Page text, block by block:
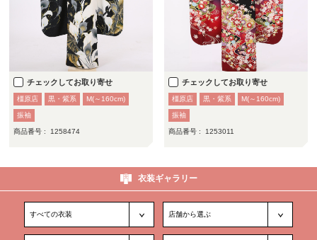
チェックしてお取り寄せ
橿原店 黒・紫系 M(～160cm)
振袖
商品番号 : 1258474
チェックしてお取り寄せ
橿原店 黒・紫系 M(～160cm)
振袖
商品番号 : 1253011
衣装ギャラリー